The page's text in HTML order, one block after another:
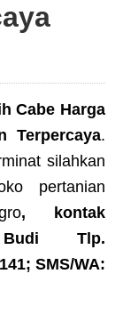
Cabe Harga
Terpercaya.
silahkan
pertanian
, kontak
Tlp.
SMS/WA: